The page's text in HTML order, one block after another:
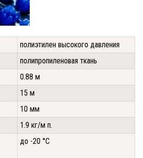
полиэтилен высокого давления
полипропиленовая ткань
0.88 м
15 м
10 мм
1.9 кг/м п.
до -20 °С